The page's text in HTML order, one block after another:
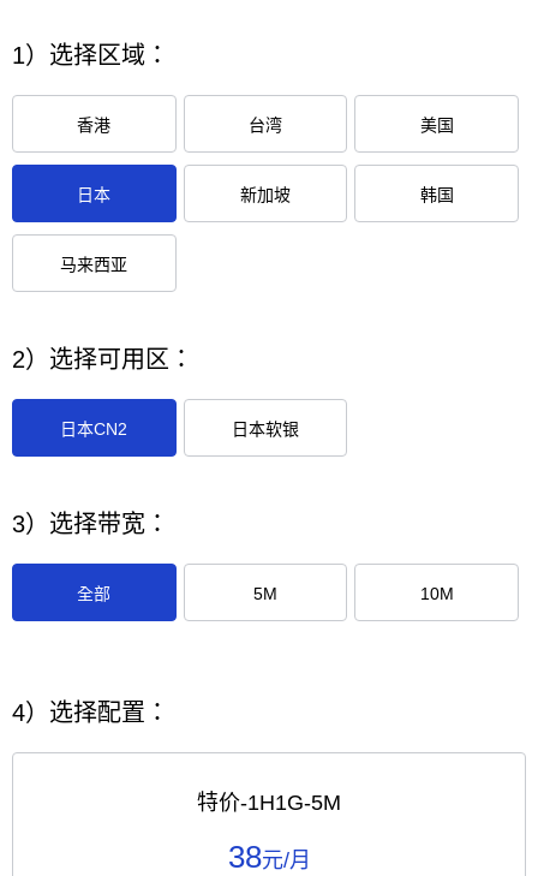
1）选择区域：
香港 台湾 美国
日本 新加坡 韩国
马来西亚
2）选择可用区：
日本CN2 日本软银
3）选择带宽：
全部 5M 10M
4）选择配置：
特价-1H1G-5M
38元/月